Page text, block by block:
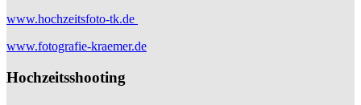
www.hochzeitsfoto-tk.de
www.fotografie-kraemer.de
Hochzeitsshooting